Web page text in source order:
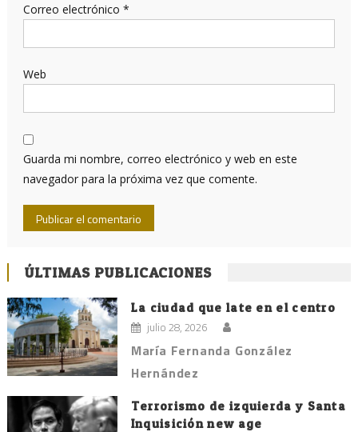
Correo electrónico *
Web
Guarda mi nombre, correo electrónico y web en este
navegador para la próxima vez que comente.
ÚLTIMAS PUBLICACIONES
La ciudad que late en el centro
julio 28, 2026
María Fernanda González
Hernández
Terrorismo de izquierda y Santa
Inquisición new age